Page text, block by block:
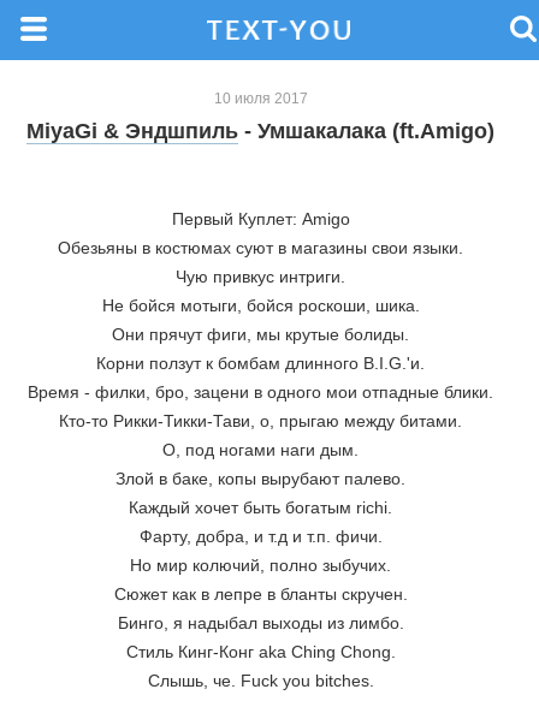
10 июля 2017
MiyaGi & Эндшпиль - Умшакалака (ft.Amigo)
Первый Куплет: Amigo
Обезьяны в костюмах суют в магазины свои языки.
Чую привкус интриги.
Не бойся мотыги, бойся роскоши, шика.
Они прячут фиги, мы крутые болиды.
Корни ползут к бомбам длинного B.I.G.'и.
Время - филки, бро, зацени в одного мои отпадные блики.
Кто-то Рикки-Тикки-Тави, о, прыгаю между битами.
О, под ногами наги дым.
Злой в баке, копы вырубают палево.
Каждый хочет быть богатым richi.
Фарту, добра, и т.д и т.п. фичи.
Но мир колючий, полно зыбучих.
Сюжет как в лепре в бланты скручен.
Бинго, я надыбал выходы из лимбо.
Стиль Кинг-Конг aka Ching Chong.
Слышь, че. Fuck you bitches.